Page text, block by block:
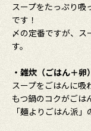
スープをたっぷり吸
です！
〆の定番ですが、ス
す。
・雑炊（ごはん＋卵）
スープをごはんに吸
もつ鍋のコクがごは
「麺よりごはん派